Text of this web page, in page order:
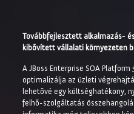
Továbbfejlesztett alkalmazás-
kibővített vállalati környezeten
A JBoss Enterprise SOA
optimalizálja az üzleti
lehetővé egy költséghatékony,
felhő-szolgáltatás